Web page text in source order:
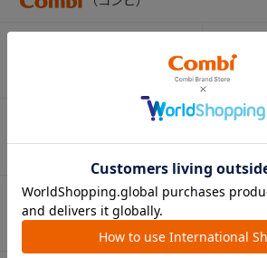
ベビーチェア
哺乳びん関連
グッズ